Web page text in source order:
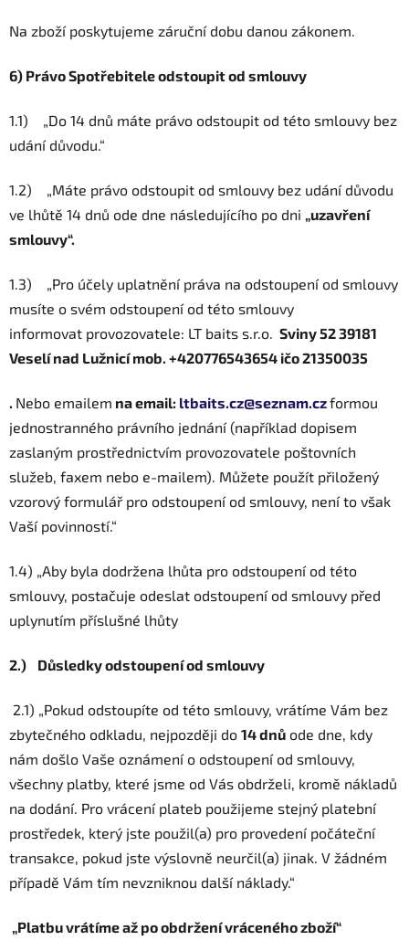
Na zboží poskytujeme záruční dobu danou zákonem.
6) Právo Spotřebitele odstoupit od smlouvy
1.1) „Do 14 dnů máte právo odstoupit od této smlouvy bez
udání důvodu.“
1.2) „Máte právo odstoupit od smlouvy bez udání důvodu
ve lhůtě 14 dnů ode dne následujícího po dni
„uzavření
smlouvy“.
1.3) „Pro účely uplatnění práva na odstoupení od smlouvy
musíte o svém odstoupení od této smlouvy
informovat provozovatele: LT baits s.r.o. Sviny 52 39181
Veselí nad Lužnicí mob. +420776543654 ičo 21350035
. Nebo emailem na email: ltbaits.cz@seznam.czformou
jednostranného právního jednání (například dopisem
zaslaným prostřednictvím provozovatele poštovních
služeb, faxem nebo e-mailem). Můžete použít přiložený
vzorový formulář pro odstoupení od smlouvy, není to však
Vaší povinností.“
1.4) „Aby byla dodržena lhůta pro odstoupení od této
smlouvy, postačuje odeslat odstoupení od smlouvy před
uplynutím příslušné lhůty
2.) Důsledky odstoupení od smlouvy
2.1) „Pokud odstoupíte od této smlouvy, vrátíme Vám bez
zbytečného odkladu, nejpozději do 14 dnů ode dne, kdy
nám došlo Vaše oznámení o odstoupení od smlouvy,
všechny platby, které jsme od Vás obdrželi, kromě nákladů
na dodání. Pro vrácení plateb použijeme stejný platební
prostředek, který jste použil(a) pro provedení počáteční
transakce, pokud jste výslovně neurčil(a) jinak. V žádném
případě Vám tím nevzniknou další náklady.“
„Platbu vrátíme až po obdržení vráceného zboží“